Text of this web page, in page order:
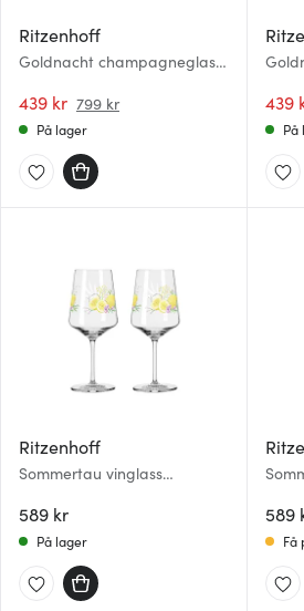
Ritzenhoff
Goldnacht champagneglass
439 kr 799 kr
På lager
439
På
Ritzenhoff
Sommertau vinglass
589 kr
På lager
589
Få